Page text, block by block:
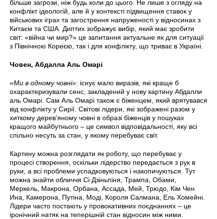
більше загрози, ніж будь коли до цього. Не лише з огляду на
конфлікт ідеологій, але й у контексті підвищення ставок у
військових іграх та загострення напруженості у відносинах з
Китаєм та США. Диптих зображує вибір, який має зробити
світ: «війна чи мир?» це запитання актуальне як для ситуації
з Північною Кореєю, так і для конфлікту, що триває в Україні.
Човен, Абдалла Аль Омарі
«Ми в одному човні»: існує мало виразів, які краще б
охарактеризували сенс, закладений у нову картину Абдалли
аль Омарі. Сам Аль Омарі також є біженцем, який врятувався
від конфлікту у Сирії. Світові лідери, які зображені разом у
хиткому дерев’яному човні в образі біженців у пошуках
кращого майбутнього – це символ відповідальності, яку всі
спільно несуть за стан, у якому перебуває світ.
Картину можна розглядати як роботу, що перебуває у
процесі створення, оскільки лідерство передається з рук в
руки, а всі проблеми успадковуються і накопичуються. Тут
можна знайти обличчя Сі Дзіньпіня, Трампа, Обами,
Меркель, Макрона, Орбана, Ассада, Мей, Трюдо, Кім Чен
Ина, Камерона, Путіна, Моді, Короля Салмана, Ель Хомейні.
Лідери часто постають у провокативних поєднаннях – це
іронічний натяк на теперішній стан відносин між ними.